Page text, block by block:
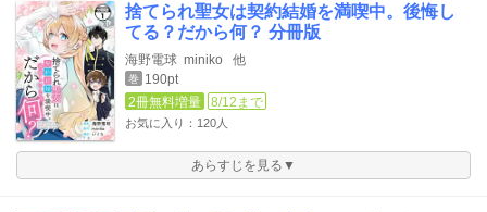
捨てられ聖女は契約結婚を満喫中。後悔し
てる？だから何？ 分冊版
海野電球 miniko 他
巻
190pt
2冊無料増量
8/12まで
お気に入り：120人
あらすじを見る▼